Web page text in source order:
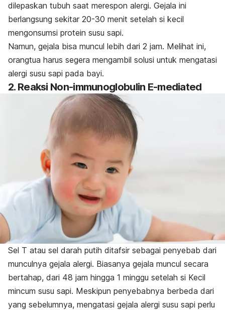
dilepaskan tubuh saat merespon alergi. Gejala ini
berlangsung sekitar 20-30 menit setelah si kecil
mengonsumsi protein susu sapi.
Namun, gejala bisa muncul lebih dari 2 jam. Melihat ini,
orangtua harus segera mengambil solusi untuk mengatasi
alergi susu sapi pada bayi.
2. Reaksi Non-immunoglobulin E-mediated
Sel T atau sel darah putih ditafsir sebagai penyebab dari
munculnya gejala alergi. Biasanya gejala muncul secara
bertahap, dari 48 jam hingga 1 minggu setelah si Kecil
mincum susu sapi. Meskipun penyebabnya berbeda dari
yang sebelumnya, mengatasi gejala alergi susu sapi perlu